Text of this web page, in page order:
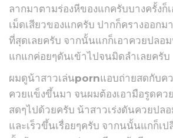
ลากมาตามร่องหีของแกครับบางครั้งก็
เม็ดเสียวของแกครับ ปากก็ครางออกม
ที่สุดเลยครับ จากนั้นแกก็เอาควยปลอ
แกแกค่อยๆดันเข้าไปจนมิดลำเลยครับ
ผมดูน้าสาวเล่นpornแอบถ่ายสดกับค
ควยแข็งขึ้นมา จนผมต้องเอามือรูดคว
สดๆไปด้วยครับ น้าสาวเร่งดันควยปลอ
และเร็วขึ้นเรื่อยๆครับ จากนนั้นแกก็เป